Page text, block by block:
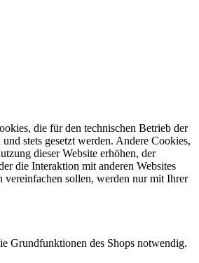
die für den technischen Betrieb der
stets gesetzt werden. Andere Cookies,
dieser Website erhöhen, der
die Interaktion mit anderen Websites
vereinfachen sollen, werden nur mit Ihrer
Grundfunktionen des Shops notwendig.